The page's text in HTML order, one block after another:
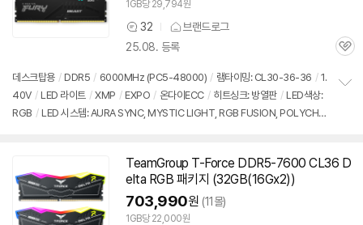
1GB당 29,794원
상
품
견
32
브랜드로그
25.08. 등록
관
데스크탑용 / DDR5 / 6000MHz (PC5-48000) / 램타이밍: CL30-36-36 / 1.
40V / LED 라이트 / XMP / EXPO / 온다이ECC / 히트싱크: 방열판 / LED색상:
RGB / LED 시스템: AURA SYNC, MYSTIC LIGHT, RGB FUSION, POLYCHR
기
TeamGroup T-Force DDR5-7600 CL36 D
elta RGB 패키지 (32GB(16Gx2))
703,990원 (11몰)
1GB당 22,000원